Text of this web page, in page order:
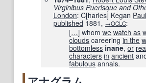
Virginibus Puerisque and
London: C[harles] Kegan Paul
published 1881 , →OCLC:
[…] whomwe watch as
clouds careeringin the
bottomless inane,or
characters in ancient
fabulous annals.